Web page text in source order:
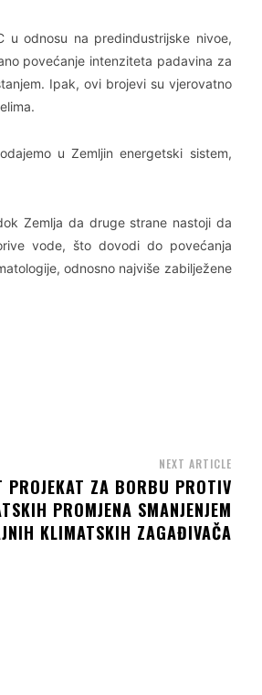
u odnosu na predindustrijske nivoe,
povećanje intenziteta padavina za
Ipak, ovi brojevi su vjerovatno
u Zemljin energetski sistem,
Zemlja da druge strane nastoji da
vode, što dovodi do povećanja
odnosno najviše zabilježene
NEXT ARTICLE
PROJEKAT ZA BORBU PROTIV
PROMJENA SMANJENJEM
KLIMATSKIH ZAGAĐIVAČA